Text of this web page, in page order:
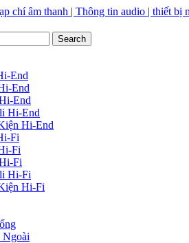
End
End
End
Hi-End
Hi-End
Fi
Fi
Fi
Hi-Fi
Hi-Fi
Ngoài